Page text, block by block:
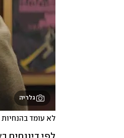
גלריה
לא עומד בהנחיות החדשות.